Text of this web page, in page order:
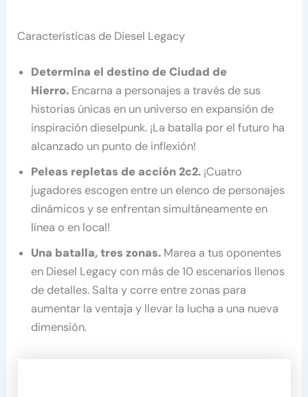
Características de Diesel Legacy
Determina el destino de Ciudad de
Hierro. Encarna a personajes a través de sus
historias únicas en un universo en expansión de
inspiración dieselpunk. ¡La batalla por el futuro ha
alcanzado un punto de inflexión!
Peleas repletas de acción 2c2. ¡Cuatro
jugadores escogen entre un elenco de personajes
dinámicos y se enfrentan simultáneamente en
línea o en local!
Una batalla, tres zonas. Marea a tus oponentes
en Diesel Legacy con más de 10 escenarios llenos
de detalles. Salta y corre entre zonas para
aumentar la ventaja y llevar la lucha a una nueva
dimensión.